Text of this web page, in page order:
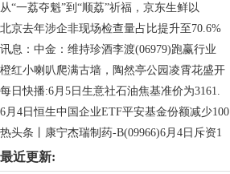
从“一荔夺魁”到“顺荔”祈福，京东生鲜以
北京去年涉企非现场检查量占比提升至70.6%
讯息：中金：维持珍酒李渡(06979)跑赢行业
橙红小喇叭爬满古墙，陶然亭公园凌霄花盛开
每日快播:6月5日生意社石油焦基准价为3161.
6月4日恒生中国企业ETF平安基金份额减少100
热头条丨康宁杰瑞制药-B(09966)6月4日斥资1
最近更新: